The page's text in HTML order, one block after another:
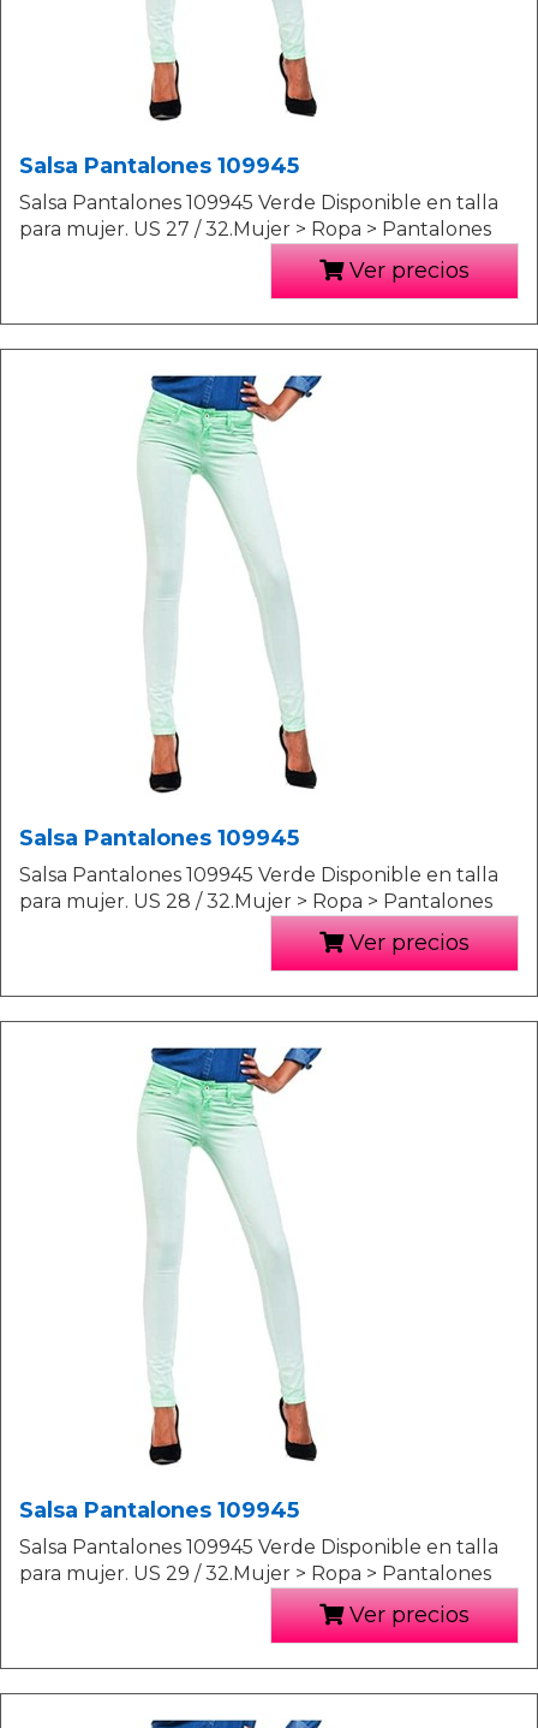
Salsa Pantalones 109945
Salsa Pantalones 109945 Verde Disponible en talla
para mujer. US 27 / 32.Mujer > Ropa > Pantalones
Ver precios
Salsa Pantalones 109945
Salsa Pantalones 109945 Verde Disponible en talla
para mujer. US 28 / 32.Mujer > Ropa > Pantalones
Ver precios
Salsa Pantalones 109945
Salsa Pantalones 109945 Verde Disponible en talla
para mujer. US 29 / 32.Mujer > Ropa > Pantalones
Ver precios